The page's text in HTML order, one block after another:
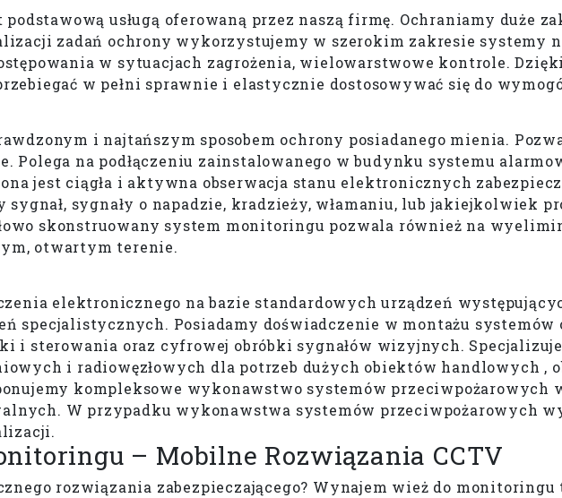
usługą oferowaną przez naszą firmę. Ochraniamy duże
zadań ochrony wykorzystujemy w szerokim zakresie systemy
w sytuacjach zagrożenia, wielowarstwowe kontrole.
w pełni sprawnie i elastycznie dostosowywać się do
i najtańszym sposobem ochrony posiadanego mienia.
Polega na podłączeniu zainstalowanego w budynku systemu
jest ciągła i aktywna obserwacja stanu elektronicznych
sygnały o napadzie, kradzieży, włamaniu, lub jakiejkolwiek
skonstruowany system monitoringu pozwala również na
otwartym terenie.
elektronicznego na bazie standardowych urządzeń
specjalistycznych. Posiadamy doświadczenie w montażu
i sterowania oraz cyfrowej obróbki sygnałów wizyjnych.
i radiowęzłowych dla potrzeb dużych obiektów handlowych ,
kompleksowe wykonawstwo systemów przeciwpożarowych
W przypadku wykonawstwa systemów przeciwpożarowych
– Mobilne Rozwiązania CCTV
rozwiązania zabezpieczającego? Wynajem wież do